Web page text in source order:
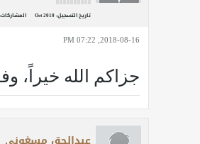
تاريخ التسجيل:Oct 2010 المشاركات:
2018-08-16, 07:22 PM
جزاكم الله خيراً،